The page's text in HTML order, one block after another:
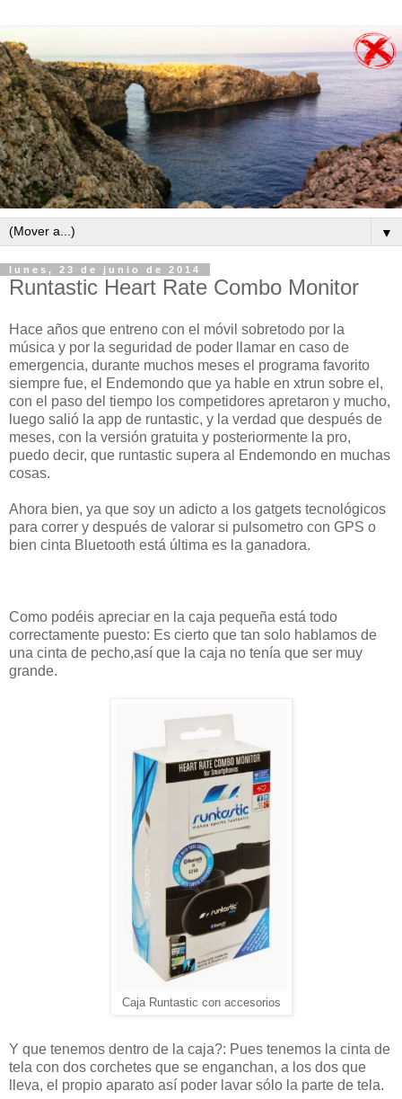
▼
lunes, 23 de junio de 2014
Runtastic Heart Rate Combo Monitor
Hace años que entreno con el móvil sobretodo por la
música y por la seguridad de poder llamar en caso de
emergencia, durante muchos meses el programa favorito
siempre fue, el Endemondo que ya hable en xtrun sobre el,
con el paso del tiempo los competidores apretaron y mucho,
luego salió la app de runtastic, y la verdad que después de
meses, con la versión gratuita y posteriormente la pro,
puedo decir, que runtastic supera al Endemondo en muchas
cosas.
Ahora bien, ya que soy un adicto a los gatgets tecnológicos
para correr y después de valorar si pulsometro con GPS o
bien cinta Bluetooth está última es la ganadora.
Como podéis apreciar en la caja pequeña está todo
correctamente puesto: Es cierto que tan solo hablamos de
una cinta de pecho,así que la caja no tenía que ser muy
grande.
Caja Runtastic con accesorios
Y que tenemos dentro de la caja?: Pues tenemos la cinta de
tela con dos corchetes que se enganchan, a los dos que
lleva, el propio aparato así poder lavar sólo la parte de tela.